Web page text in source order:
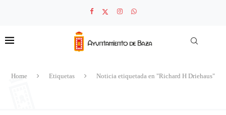
Home Etiquetas Noticia etiquetada en "Richard H Driehaus"